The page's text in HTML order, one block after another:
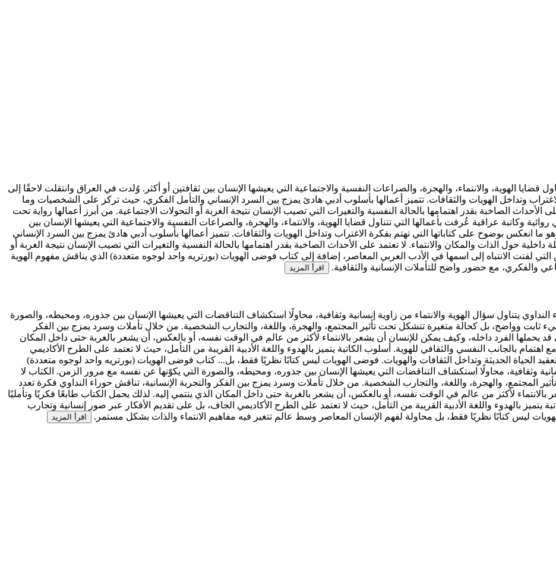
قضايا الهوية، والانتماء، والهجرة، والصراعات النفسية والاجتماعية التي يعيشها الإنسان بين ثقافتين أو أكثر. وُلدت في العراق وانتقلت لاحقًا إلى
وتداخل الهويات والثقافات. تتميز أعمالها بأسلوب أدبي هادئ يمزج بين السرد الإنساني والتأمل الفكري، حيث تركز على الشخصيات وما
الأحداث الصاخبة بقدر اهتمامها بالحالة النفسية والتغيرات التي تصيب الإنسان نتيجة الغربة أو التحولات الاجتماعية. من أبرز أعمالها رواية تحت
وكاتبة عراقية عُرفت بأعمالها التي تتناول قضايا الهوية، والانتماء، والهجرة، والصراعات النفسية والاجتماعية التي يعيشها الإنسان بين
ما انعكس بوضوح على كتاباتها التي تهتم بفكرة الاغتراب وتداخل الهويات والثقافات. تتميز أعمالها بأسلوب أدبي هادئ يمزج بين السرد الإنساني
حول الذات والمكان والانتماء. لا تعتمد على الأحداث الصاخبة بقدر اهتمامها بالحالة النفسية والتغيرات التي تصيب الإنسان نتيجة الغربة أو
التي لفتت الانتباه إلى اسمها في الأدب العربي المعاصر، إضافة إلى كتاب فوضى الهويات (بورتريه واحد لوجوه متعددة) الذي يناقش مفهوم الهوية
والفكري، مع حضور واضح للتأملات الإنسانية والثقافية.
اقرأ المزيد
يتناول سؤال الهوية والانتماء من زاوية إنسانية وثقافية، محاولًا استكشاف التناقضات التي يعيشها الإنسان بين جذوره، ومحيطه، والصورة
ثابت وواضح، بل كحالة متغيرة تتشكل تحت تأثير المجتمع، والهجرة، واللغة، والتجارب الشخصية. من خلال تأملات وسرد يمزج بين الفكر
قد يحملها الفرد داخله، وكيف يمكن للإنسان أن يشعر بالانتماء لأكثر من عالم في الوقت نفسه، أو بالعكس، أن يشعر بالغربة حتى داخل المكان
اهتمام بالجانب النفسي والثقافي للهوية. أسلوب الكاتبة يتميز بالهدوء واللغة الأدبية القريبة من التأمل، حيث لا تعتمد على الطرح الأكاديمي
الحياة الحديثة وتداخل الثقافات والهويات. فوضى الهويات ليس كتابًا نظريًا فقط، بل... كتاب فوضى الهويات (بورتريه واحد لوجوه متعددة)
وثقافية، محاولًا استكشاف التناقضات التي يعيشها الإنسان بين جذوره، ومحيطه، والصورة التي يكوّنها عن نفسه مع مرور الزمن. الكتاب لا
المجتمع، والهجرة، واللغة، والتجارب الشخصية. من خلال تأملات وسرد يمزج بين الفكر والتجربة الإنسانية، تناقش حوراء النداوي فكرة تعدد
بالانتماء لأكثر من عالم في الوقت نفسه، أو بالعكس، أن يشعر بالغربة حتى داخل المكان الذي ينتمي إليه. لذلك يحمل الكتاب طابعًا فكريًا وتأمليًا
يتميز بالهدوء واللغة الأدبية القريبة من التأمل، حيث لا تعتمد على الطرح الأكاديمي الجاف، بل على تقديم الأفكار عبر صور إنسانية وتجارب
ليس كتابًا نظريًا فقط، بل محاولة لفهم الإنسان المعاصر وسط عالم تتغير فيه مفاهيم الانتماء والذات بشكل مستمر.
اقرأ المزيد